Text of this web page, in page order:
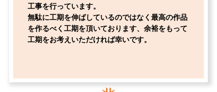
工事を行っています。
無駄に工期を伸ばしているのではなく最高の作品
を作るべく工期を頂いております、余裕をもって
工期をお考えいただければ幸いです。